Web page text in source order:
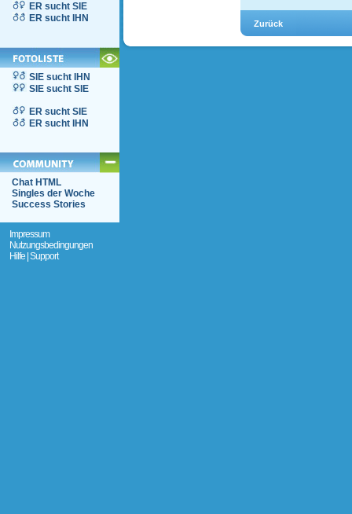
ER sucht SIE
ER sucht IHN
SIE sucht IHN
SIE sucht SIE
ER sucht SIE
ER sucht IHN
Chat HTML
Singles der Woche
Success Stories
Impressum
Nutzungsbedingungen
Hilfe | Support